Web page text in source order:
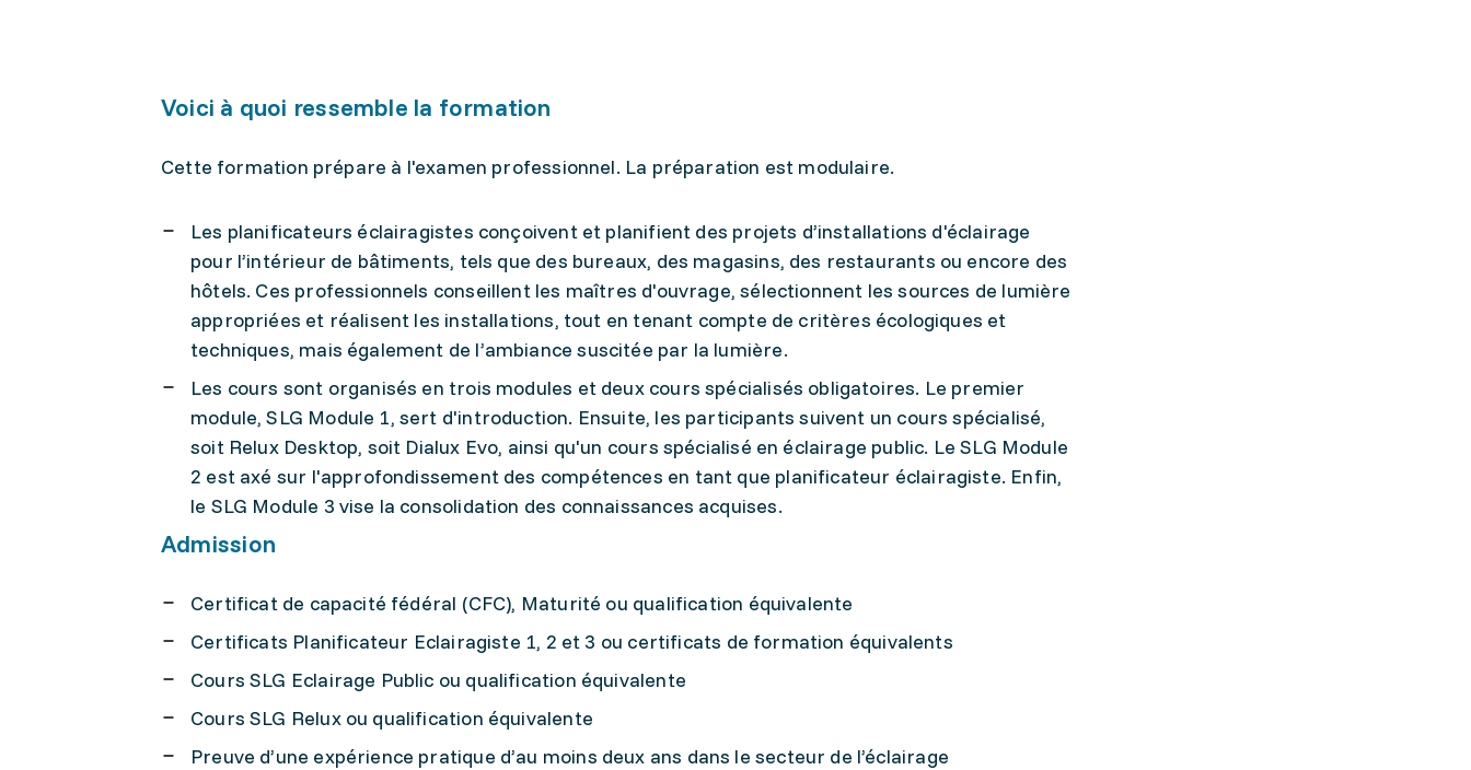
Voici à quoi ressemble la formation
Cette formation prépare à l'examen professionnel. La préparation est modulaire.
Les planificateurs éclairagistes conçoivent et planifient des projets d’installations d'éclairage
pour l’intérieur de bâtiments, tels que des bureaux, des magasins, des restaurants ou encore des
hôtels. Ces professionnels conseillent les maîtres d'ouvrage, sélectionnent les sources de lumière
appropriées et réalisent les installations, tout en tenant compte de critères écologiques et
techniques, mais également de l’ambiance suscitée par la lumière.
Les cours sont organisés en trois modules et deux cours spécialisés obligatoires. Le premier
module, SLG Module 1, sert d'introduction. Ensuite, les participants suivent un cours spécialisé,
soit Relux Desktop, soit Dialux Evo, ainsi qu'un cours spécialisé en éclairage public. Le SLG Module
2 est axé sur l'approfondissement des compétences en tant que planificateur éclairagiste. Enfin,
le SLG Module 3 vise la consolidation des connaissances acquises.
Admission
Certificat de capacité fédéral (CFC), Maturité ou qualification équivalente
Certificats Planificateur Eclairagiste 1, 2 et 3 ou certificats de formation équivalents
Cours SLG Eclairage Public ou qualification équivalente
Cours SLG Relux ou qualification équivalente
Preuve d’une expérience pratique d’au moins deux ans dans le secteur de l’éclairage